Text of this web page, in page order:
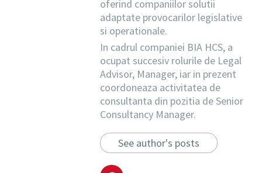
oferind companiilor solutii
adaptate provocarilor legislative
si operationale.
In cadrul companiei BIA HCS, a
ocupat succesiv rolurile de Legal
Advisor, Manager, iar in prezent
coordoneaza activitatea de
consultanta din pozitia de Senior
Consultancy Manager.
See author's posts